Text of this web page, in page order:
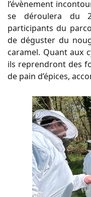
l’évènement
se déroulera du
participants du
de déguster du
caramel. Quant aux
ils reprendront des
de pain d’épices,